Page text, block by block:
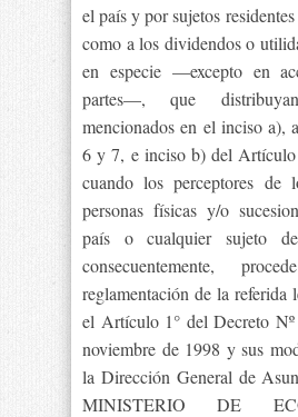
el país y por sujetos
como a los dividendos o
en especie —excepto en
partes—, que
mencionados en el inciso a),
6 y 7, e inciso b) del
cuando los perceptores de
personas físicas y/o
país o cualquier sujeto
consecuentemente,
reglamentación de la referida
el Artículo 1° del Decreto
noviembre de 1998 y sus
la Dirección General de
MINISTERIO DE